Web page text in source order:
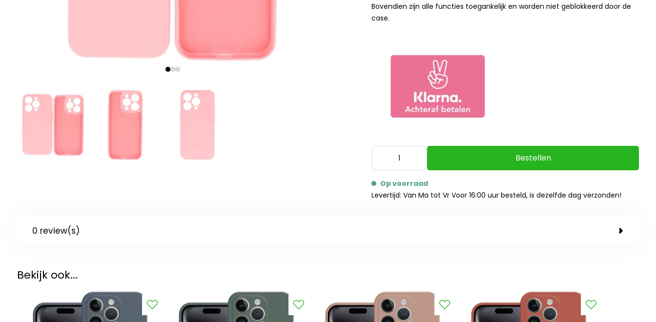
Bovendien zijn alle functies toegankelijk en worden niet geblokkeerd door de
case.
Bestellen
Op voorraad
Levertijd: Van Ma tot Vr Voor 16:00 uur besteld, is dezelfde dag verzonden!
0 review(s)
Bekijk ook...